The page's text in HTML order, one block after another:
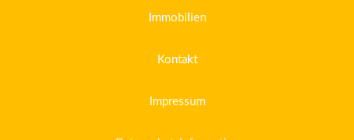
Immobilien
Kontakt
Impressum